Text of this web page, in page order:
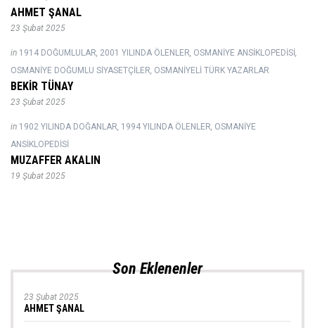
AHMET ŞANAL
23 Şubat 2025
in 1914 DOĞUMLULAR, 2001 YILINDA ÖLENLER, OSMANIYE ANSIKLOPEDISI,
OSMANIYE DOĞUMLU SIYASETÇILER, OSMANIYELI TÜRK YAZARLAR
BEKİR TÜNAY
23 Şubat 2025
in 1902 YILINDA DOĞANLAR, 1994 YILINDA ÖLENLER, OSMANIYE
ANSIKLOPEDISI
MUZAFFER AKALIN
19 Şubat 2025
Son Eklenenler
23 Şubat 2025
AHMET ŞANAL